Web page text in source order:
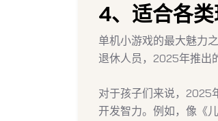
4、适合各
单机小游戏的最大魅力
退休人员，2025年推出
对于孩子们来说，2025
开发智力。例如，像《